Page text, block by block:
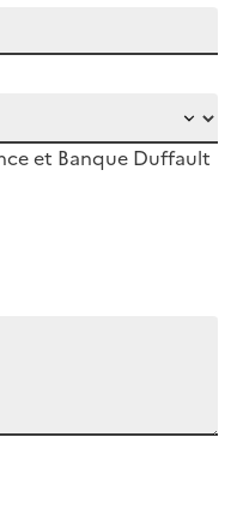
et Banque Duffault